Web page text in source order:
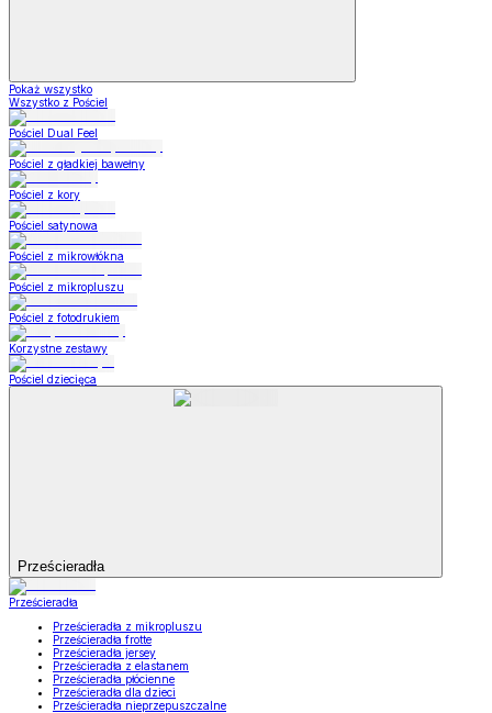
Pokaż wszystko
Wszystko z Pościel
Pościel Dual Feel
Pościel z gładkiej bawełny
Pościel z kory
Pościel satynowa
Pościel z mikrowłókna
Pościel z mikropluszu
Pościel z fotodrukiem
Korzystne zestawy
Pościel dziecięca
Prześcieradła
Prześcieradła
Prześcieradła z mikropluszu
Prześcieradła frotte
Prześcieradła jersey
Prześcieradła z elastanem
Prześcieradła płócienne
Prześcieradła dla dzieci
Prześcieradła nieprzepuszczalne